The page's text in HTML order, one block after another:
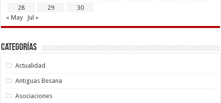
28
29
30
« May
Jul »
Categorías
Actualidad
Antiguas Besana
Asociaciones